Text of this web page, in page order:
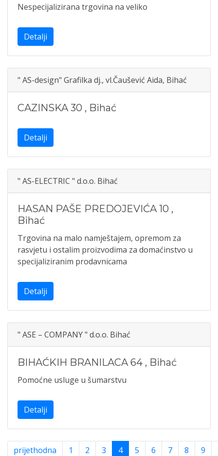
Nespecijalizirana trgovina na veliko
Detalji
" AS-design" Grafilka dj., vl.Čaušević Aida, Bihać
CAZINSKA 30 , Bihać
Detalji
" AS-ELECTRIC " d.o.o. Bihać
HASAN PAŠE PREDOJEVIĆA 10 ,
Bihać
Trgovina na malo namještajem, opremom za
rasvjetu i ostalim proizvodima za domaćinstvo u
specijaliziranim prodavnicama
Detalji
" ASE – COMPANY " d.o.o. Bihać
BIHAĆKIH BRANILACA 64 , Bihać
Pomoćne usluge u šumarstvu
Detalji
prijethodna 1 2 3 4 5 6 7 8 9